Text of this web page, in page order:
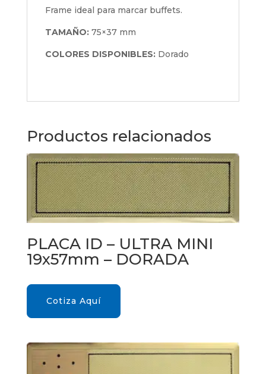
Frame ideal para marcar buffets.
TAMAÑO: 75×37 mm
COLORES DISPONIBLES:Dorado
Productos relacionados
PLACA ID – ULTRA MINI
19x57mm – DORADA
Cotiza Aquí